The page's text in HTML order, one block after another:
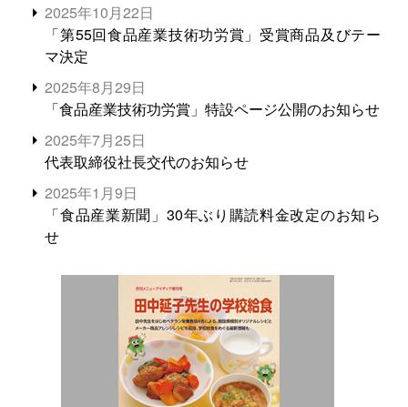
2025年10月22日
「第55回食品産業技術功労賞」受賞商品及びテー
マ決定
2025年8月29日
「食品産業技術功労賞」特設ページ公開のお知らせ
2025年7月25日
代表取締役社長交代のお知らせ
2025年1月9日
「食品産業新聞」30年ぶり購読料金改定のお知ら
せ